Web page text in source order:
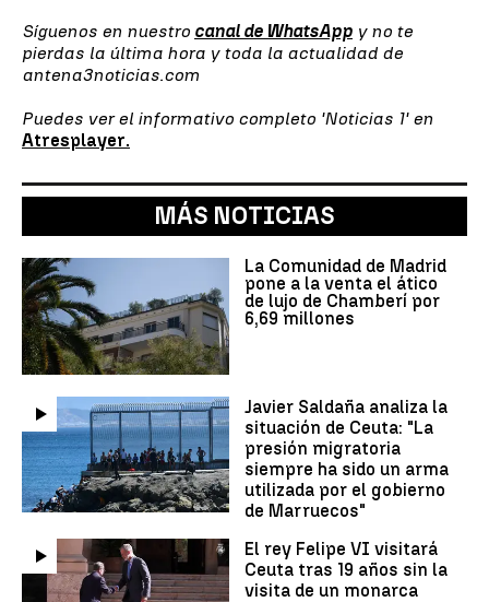
Síguenos en nuestro canal de WhatsApp y no te
pierdas la última hora y toda la actualidad de
antena3noticias.com
Puedes ver el informativo completo 'Noticias 1' en
Atresplayer.
MÁS NOTICIAS
La Comunidad de Madrid
pone a la venta el ático
de lujo de Chamberí por
6,69 millones
Javier Saldaña analiza la
situación de Ceuta: "La
presión migratoria
siempre ha sido un arma
utilizada por el gobierno
de Marruecos"
El rey Felipe VI visitará
Ceuta tras 19 años sin la
visita de un monarca